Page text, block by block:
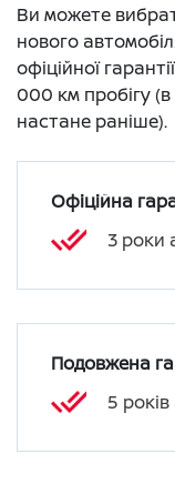
Ви можете
нового
офіційної
000 км пробігу (в
настане раніше).
Офіційна
3 роки
Подовжена
5